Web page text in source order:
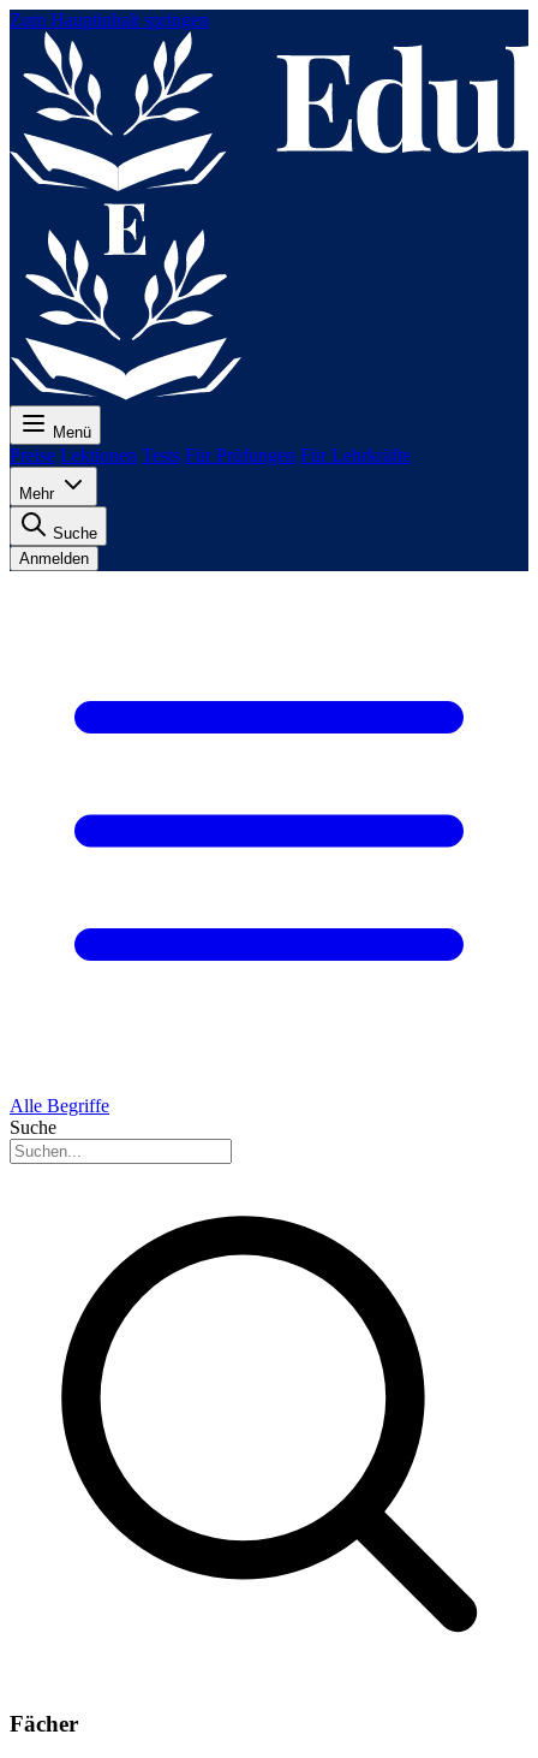
Zum Hauptinhalt springen
Menü
Preise Lektionen Tests Für Prüfungen Für Lehrkräfte
Mehr
Suche
Anmelden
Alle Begriffe
Suche
Fächer